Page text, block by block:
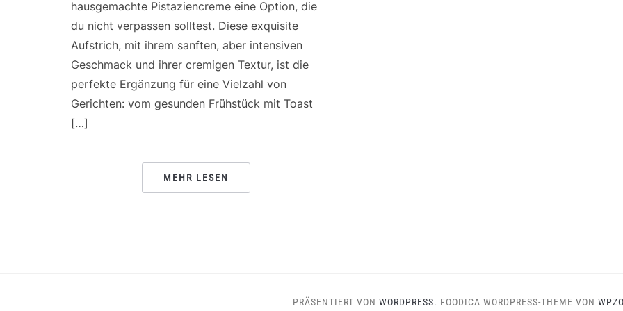
hausgemachte Pistaziencreme eine Option, die
du nicht verpassen solltest. Diese exquisite
Aufstrich, mit ihrem sanften, aber intensiven
Geschmack und ihrer cremigen Textur, ist die
perfekte Ergänzung für eine Vielzahl von
Gerichten: vom gesunden Frühstück mit Toast
[…]
MEHR LESEN
PRÄSENTIERT VON WORDPRESS. FOODICA WORDPRESS-THEME VON